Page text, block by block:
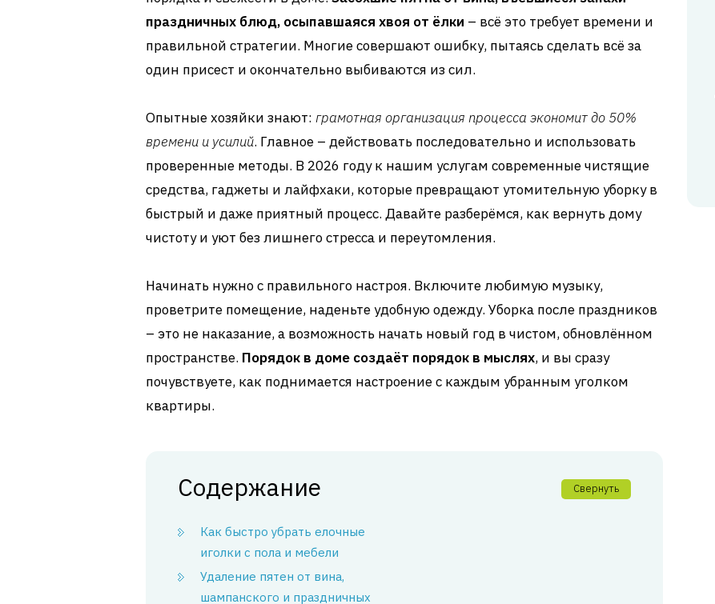
праздничных блюд, осыпавшаяся хвоя от ёлки – всё это требует времени и
правильной стратегии. Многие совершают ошибку, пытаясь сделать всё за
один присест и окончательно выбиваются из сил.
Опытные хозяйки знают: грамотная организация процесса экономит до 50%
времени и усилий. Главное – действовать последовательно и использовать
проверенные методы. В 2026 году к нашим услугам современные чистящие
средства, гаджеты и лайфхаки, которые превращают утомительную уборку в
быстрый и даже приятный процесс. Давайте разберёмся, как вернуть дому
чистоту и уют без лишнего стресса и переутомления.
Начинать нужно с правильного настроя. Включите любимую музыку,
проветрите помещение, наденьте удобную одежду. Уборка после праздников
– это не наказание, а возможность начать новый год в чистом, обновлённом
пространстве. Порядок в доме создаёт порядок в мыслях, и вы сразу
почувствуете, как поднимается настроение с каждым убранным уголком
квартиры.
Содержание Свернуть
Как быстро убрать елочные
иголки с пола и мебели
Удаление пятен от вина,
шампанского и праздничных